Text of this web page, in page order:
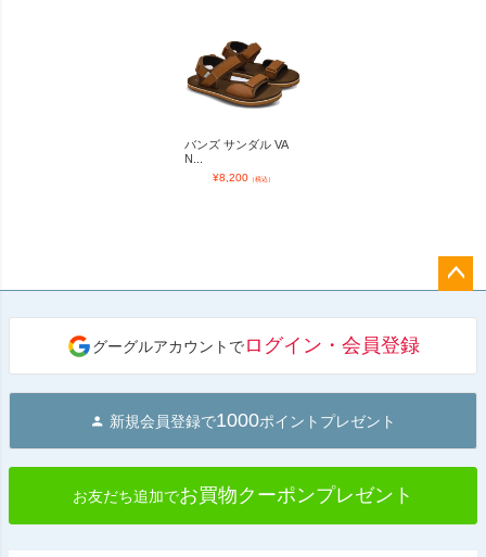
バンズ サンダル VA
N...
¥8,200（税込）
へ
グーグルアカウントでログイン・会員登録
新規会員登録で1000ポイントプレゼント
お友だち追加でお買物クーポンプレゼント